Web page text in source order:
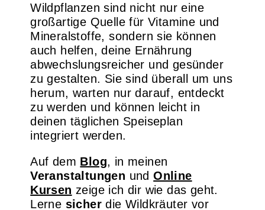
Wildpflanzen sind nicht nur eine
großartige Quelle für Vitamine und
Mineralstoffe, sondern sie können
auch helfen, deine Ernährung
abwechslungsreicher und gesünder
zu gestalten. Sie sind überall um uns
herum, warten nur darauf, entdeckt
zu werden und können leicht in
deinen täglichen Speiseplan
integriert werden.
Auf dem Blog, in meinen
Veranstaltungen undOnline
Kursen zeige ich dir wie das geht.
Lerne sicher die Wildkräuter vor